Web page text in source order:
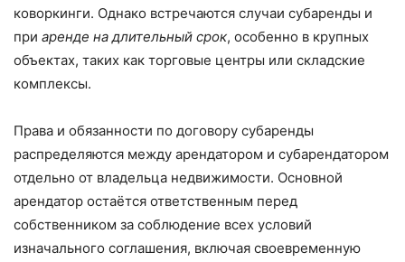
коворкинги. Однако встречаются случаи субаренды и
при аренде на длительный срок, особенно в крупных
объектах, таких как торговые центры или складские
комплексы.
Права и обязанности по договору субаренды
распределяются между арендатором и субарендатором
отдельно от владельца недвижимости. Основной
арендатор остаётся ответственным перед
собственником за соблюдение всех условий
изначального соглашения, включая своевременную